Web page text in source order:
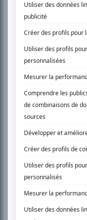
l’actualité télévisuelle au 98,5.
En savoir plus »
PLAN DU SITE
Accueil
Liste des oeuvres
Recherche avancée
À propos